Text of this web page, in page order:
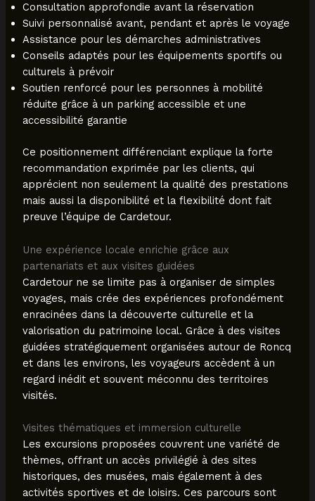
Consultation approfondie avant la réservation
Suivi personnalisé avant, pendant et après le voyage
Assistance pour les démarches administratives
Conseils adaptés pour les équipements sportifs ou
culturels à prévoir
Soutien renforcé pour les personnes à mobilité
réduite grâce à un parking accessible et une
accessibilité garantie
Ce positionnement différenciant explique la forte
recommandation exprimée par les clients, qui
apprécient non seulement la qualité des prestations
mais aussi la disponibilité et la flexibilité dont fait
preuve l’équipe de Cardetour.
Une expérience locale enrichie grâce aux
partenariats et aux visites guidées
Cardetour ne se limite pas à organiser de simples
voyages, mais crée des expériences profondément
enracinées dans la découverte culturelle et la
valorisation du patrimoine local. Grâce à des visites
guidées stratégiquement organisées autour de Roncq
et dans les environs, les voyageurs accèdent à un
regard inédit et souvent méconnu des territoires
visités.
Visites thématiques et immersion culturelle
Les excursions proposées couvrent une variété de
thèmes, offrant un accès privilégié à des sites
historiques, des musées, mais également à des
activités sportives et de loisirs. Ces parcours sont